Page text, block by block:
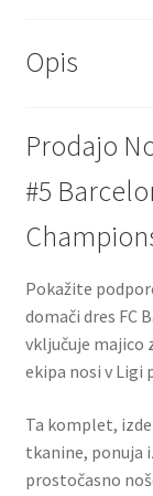
Opis
Prodajo
#5
Pokažite
domači dres FC
vključuje majico
ekipa nosi v Ligi
Ta komplet,
tkanine, ponuja
prostočasno